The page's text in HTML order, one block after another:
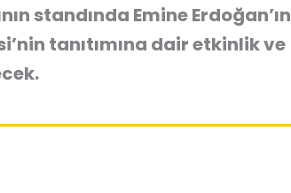
standında Emine Erdoğan’ın
tanıtımına dair etkinlik ve